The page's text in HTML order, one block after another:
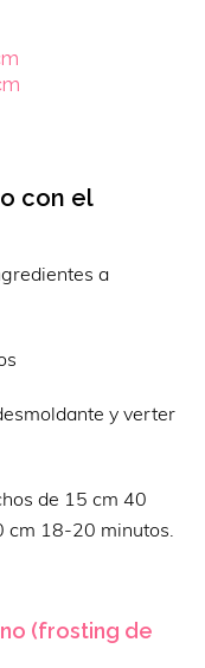
con el
a
y verter
de 15 cm 40
cm 18-20 minutos.
(frosting de